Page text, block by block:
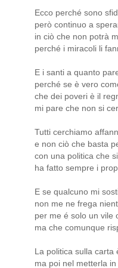
Ecco perché sono
però continuo a
in ciò che non potrà
perché i miracoli li
E i santi a quanto
perché se è vero
che dei poveri è il
mi pare che non si
Tutti cerchiamo
e non ciò che basta
con una politica che
ha fatto sempre i
E se qualcuno mi
non me ne frega
per me é solo un vile
ma che comunque
La politica sulla carta
ma poi nel metterla